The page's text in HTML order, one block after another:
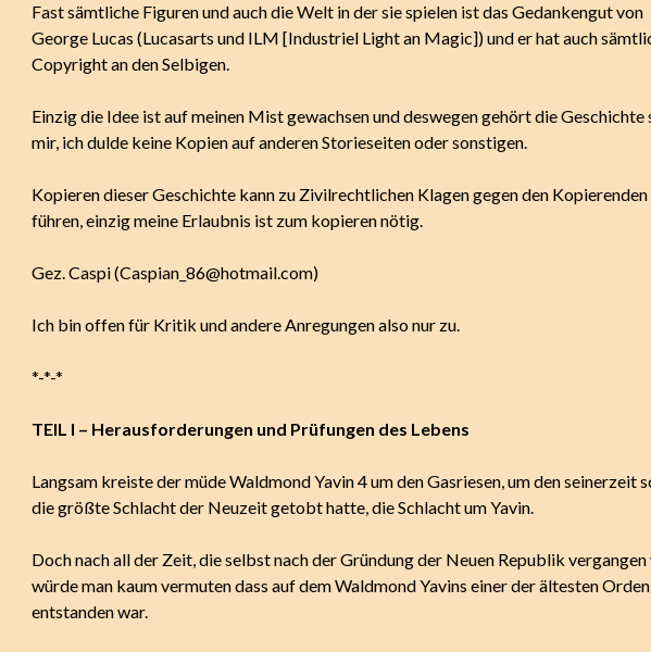
Fast sämtliche Figuren und auch die Welt in der sie spielen ist das Gedankengut von
George Lucas (Lucasarts und ILM [Industriel Light an Magic]) und er hat auch
Copyright an den Selbigen.
Einzig die Idee ist auf meinen Mist gewachsen und deswegen gehört die Geschichte
mir, ich dulde keine Kopien auf anderen Storieseiten oder sonstigen.
Kopieren dieser Geschichte kann zu Zivilrechtlichen Klagen gegen den Kopierenden
führen, einzig meine Erlaubnis ist zum kopieren nötig.
Gez. Caspi (Caspian_86@hotmail.com)
Ich bin offen für Kritik und andere Anregungen also nur zu.
*-*-*
TEIL I – Herausforderungen und Prüfungen des Lebens
Langsam kreiste der müde Waldmond Yavin 4 um den Gasriesen, um den seinerzeit
die größte Schlacht der Neuzeit getobt hatte, die Schlacht um Yavin.
Doch nach all der Zeit, die selbst nach der Gründung der Neuen Republik vergangen
würde man kaum vermuten dass auf dem Waldmond Yavins einer der ältesten
entstanden war.